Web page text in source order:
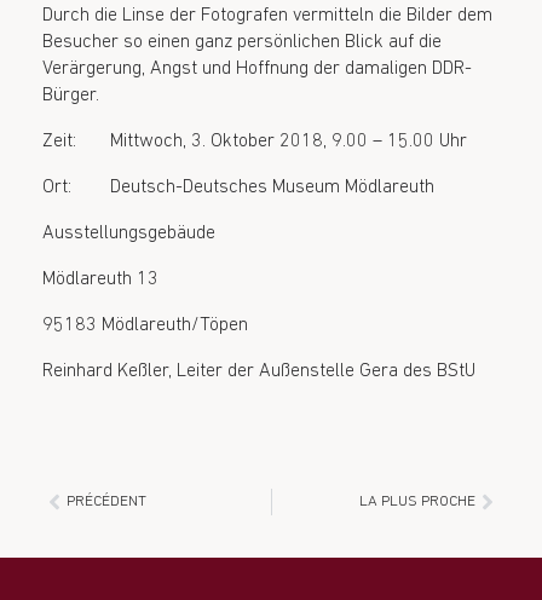
Durch die Linse der Fotografen vermitteln die Bilder dem
Besucher so einen ganz persönlichen Blick auf die
Verärgerung, Angst und Hoffnung der damaligen DDR-
Bürger.
Zeit: Mittwoch, 3. Oktober 2018, 9.00 – 15.00 Uhr
Ort: Deutsch-Deutsches Museum Mödlareuth
Ausstellungsgebäude
Mödlareuth 13
95183 Mödlareuth/Töpen
Reinhard Keßler, Leiter der Außenstelle Gera des BStU
PRÉCÉDENT LA PLUS PROCHE